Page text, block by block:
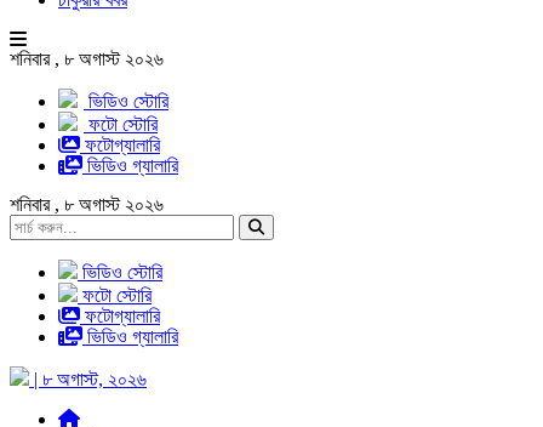
শনিবার , ৮ অগাস্ট ২০২৬
ভিডিও স্টোরি
ফটো স্টোরি
ফটোগ্যালারি
ভিডিও গ্যালারি
শনিবার , ৮ অগাস্ট ২০২৬
ভিডিও স্টোরি
ফটো স্টোরি
ফটোগ্যালারি
ভিডিও গ্যালারি
| ৮ অগাস্ট, ২০২৬